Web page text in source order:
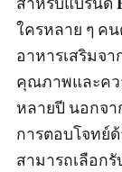
ลองหาผลิต
เลือกซื้อไป
ผู้ใหญ่ ลองเ
15000 +C
ใครหลาย ๆ ค
อาหารเสริมจ
คุณภาพและคว
หลายปี นอกจ
การตอบโจทย์
สามารถเลือก